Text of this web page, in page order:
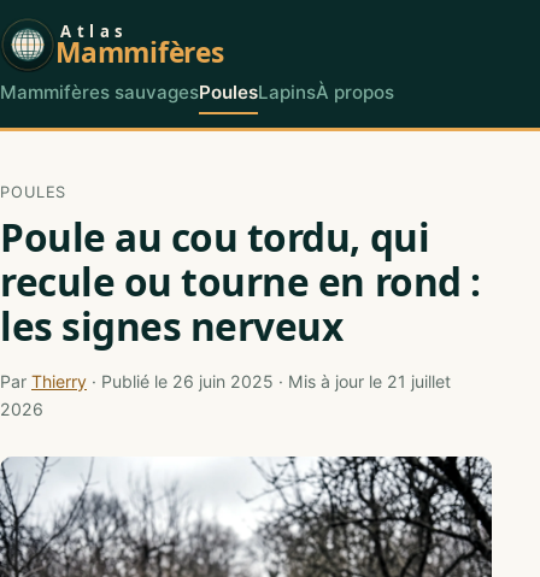
Atlas
Mammifères
Mammifères sauvagesPoulesLapinsÀ propos
POULES
Poule au cou tordu, qui
recule ou tourne en rond :
les signes nerveux
Par Thierry · Publié le 26 juin 2025 · Mis à jour le 21 juillet
2026